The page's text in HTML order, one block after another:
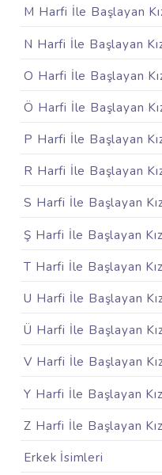
M Harfi İle Başlayan
N Harfi İle Başlayan
O Harfi İle Başlayan
Ö Harfi İle Başlayan
P Harfi İle Başlayan
R Harfi İle Başlayan
S Harfi İle Başlayan
Ş Harfi İle Başlayan
T Harfi İle Başlayan
U Harfi İle Başlayan
Ü Harfi İle Başlayan
V Harfi İle Başlayan
Y Harfi İle Başlayan
Z Harfi İle Başlayan
Erkek İsimleri